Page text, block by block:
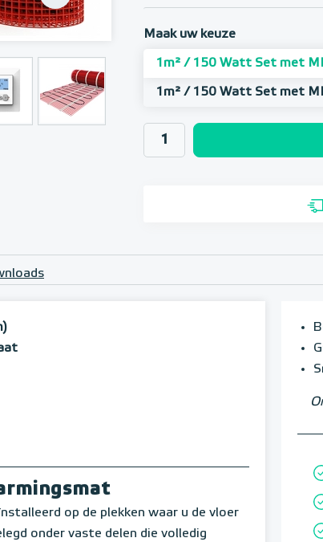
Maak uw keuze
1m² / 150 Watt Set met
1m² / 150 Watt Set met
op de plekken waar u de vloer
onder vaste delen die volledig